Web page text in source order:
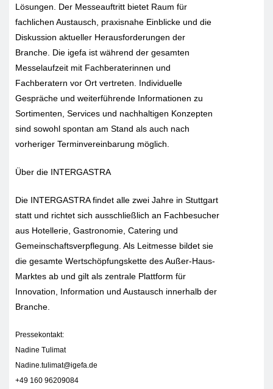
Lösungen. Der Messeauftritt bietet Raum für
fachlichen Austausch, praxisnahe Einblicke und die
Diskussion aktueller Herausforderungen der
Branche. Die igefa ist während der gesamten
Messelaufzeit mit Fachberaterinnen und
Fachberatern vor Ort vertreten. Individuelle
Gespräche und weiterführende Informationen zu
Sortimenten, Services und nachhaltigen Konzepten
sind sowohl spontan am Stand als auch nach
vorheriger Terminvereinbarung möglich.
Über die INTERGASTRA
Die INTERGASTRA findet alle zwei Jahre in Stuttgart
statt und richtet sich ausschließlich an Fachbesucher
aus Hotellerie, Gastronomie, Catering und
Gemeinschaftsverpflegung. Als Leitmesse bildet sie
die gesamte Wertschöpfungskette des Außer-Haus-
Marktes ab und gilt als zentrale Plattform für
Innovation, Information und Austausch innerhalb der
Branche.
Pressekontakt:
Nadine Tulimat
Nadine.tulimat@igefa.de
+49 160 96209084